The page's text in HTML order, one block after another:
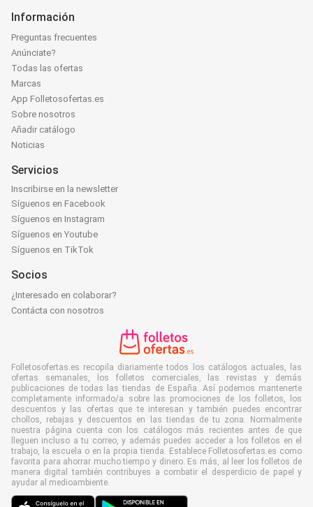
Información
Preguntas frecuentes
Anúnciate?
Todas las ofertas
Marcas
App Folletosofertas.es
Sobre nosotros
Añadir catálogo
Noticias
Servicios
Inscribirse en la newsletter
Síguenos en Facebook
Síguenos en Instagram
Síguenos en Youtube
Síguenos en TikTok
Socios
¿Interesado en colaborar?
Contácta con nosotros
Folletosofertas.es recopila diariamente todos los catálogos actuales, las
ofertas semanales, los folletos comerciales, las revistas y demás
publicaciones de todas las tiendas de España. Así podemos mantenerte
completamente informado/a sobre las promociones de los folletos, los
descuentos y las ofertas que te interesan y también puedes encontrar
chollos, rebajas y descuentos en las tiendas de tu zona. Normalmente
nuestra página cuenta con los catálogos más recientes antes de que
lleguen incluso a tu correo, y además puedes acceder a los folletos en el
trabajo, la escuela o en la propia tienda. Establece Folletosofertas.es como
favorita para ahorrar mucho tiempo y dinero. Es más, al leer los folletos de
manera digital también contribuyes a combatir el desperdicio de papel y
ayudar al medioambiente.